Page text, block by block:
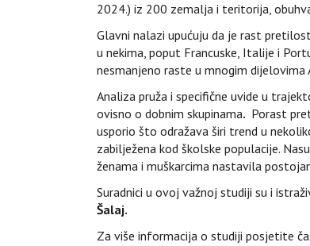
2024.) iz 200 zemalja i teritorija,
Glavni nalazi upućuju da je rast
u nekima, poput Francuske, Italije i
nesmanjeno raste u mnogim dijelovima
Analiza pruža i specifične uvide u
ovisno o dobnim skupinama. Porast
usporio što odražava širi trend u
zabilježena kod školske populacije.
ženama i muškarcima nastavila
Suradnici u ovoj važnoj studiji su i
Šalaj.
Za više informacija o studiji posjetite